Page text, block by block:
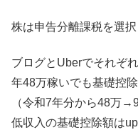
株は申告分離課税を選
ブログとUberでそれぞ
年48万稼いでも基礎控
（令和7年分から48万
低収入の基礎控除額はup